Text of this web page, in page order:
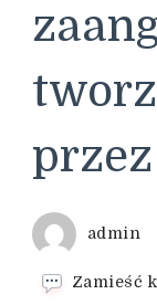
admin
Zamieść